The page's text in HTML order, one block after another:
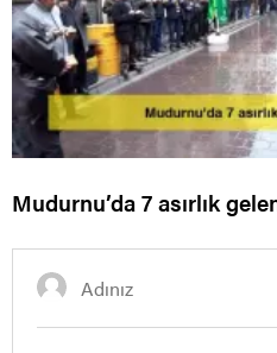
Mudurnu’da 7 asırlık